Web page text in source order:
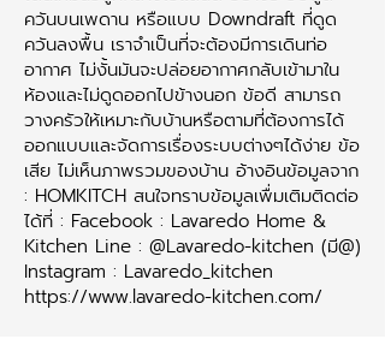
ควันบนเพดาน หรือแบบ Downdraft ที่ดูด
ควันลงพื้น เราจำเป็นที่จะต้องมีการเดินท่อ
อากาศ ไม่งั้นมันจะปล่อยอากาศกลับเข้ามาใน
ห้องและไม่ดูดออกไปข้างนอก ข้อดี สามารถ
วางครัวให้เหมาะกับบ้านหรือตามที่ต้องการได้
ออกแบบและจัดการเรื่องระบบต่างๆได้ง่าย ข้อ
เสีย ไม่เห็นภาพรวมของบ้าน อ้างอินข้อมูลจาก
: HOMKITCH สนใจทราบข้อมูลเพื่มเติมติดต่อ
ได้ที่ : Facebook : Lavaredo Home &
Kitchen Line : @Lavaredo-kitchen (มี@)
Instagram : Lavaredo_kitchen
https://www.lavaredo-kitchen.com/